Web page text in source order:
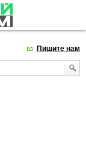
Пишите нам